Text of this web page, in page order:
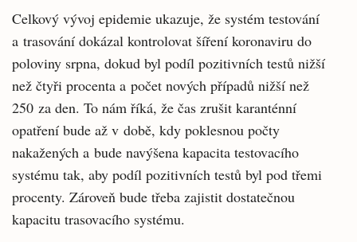
Celkový vývoj epidemie ukazuje, že systém testování
a trasování dokázal kontrolovat šíření koronaviru do
poloviny srpna, dokud byl podíl pozitivních testů nižší
než čtyři procenta a počet nových případů nižší než
250 za den. To nám říká, že čas zrušit karanténní
opatření bude až v době, kdy poklesnou počty
nakažených a bude navýšena kapacita testovacího
systému tak, aby podíl pozitivních testů byl pod třemi
procenty. Zároveň bude třeba zajistit dostatečnou
kapacitu trasovacího systému.